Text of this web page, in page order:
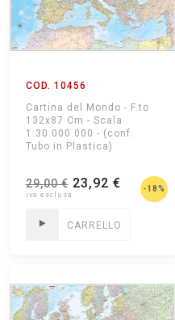
COD. 10456
Cartina del Mondo - F.to
132x87 Cm - Scala
1:30.000.000 - (conf.
Tubo in Plastica)
29,00 €23,92 € -18%
CARRELLO